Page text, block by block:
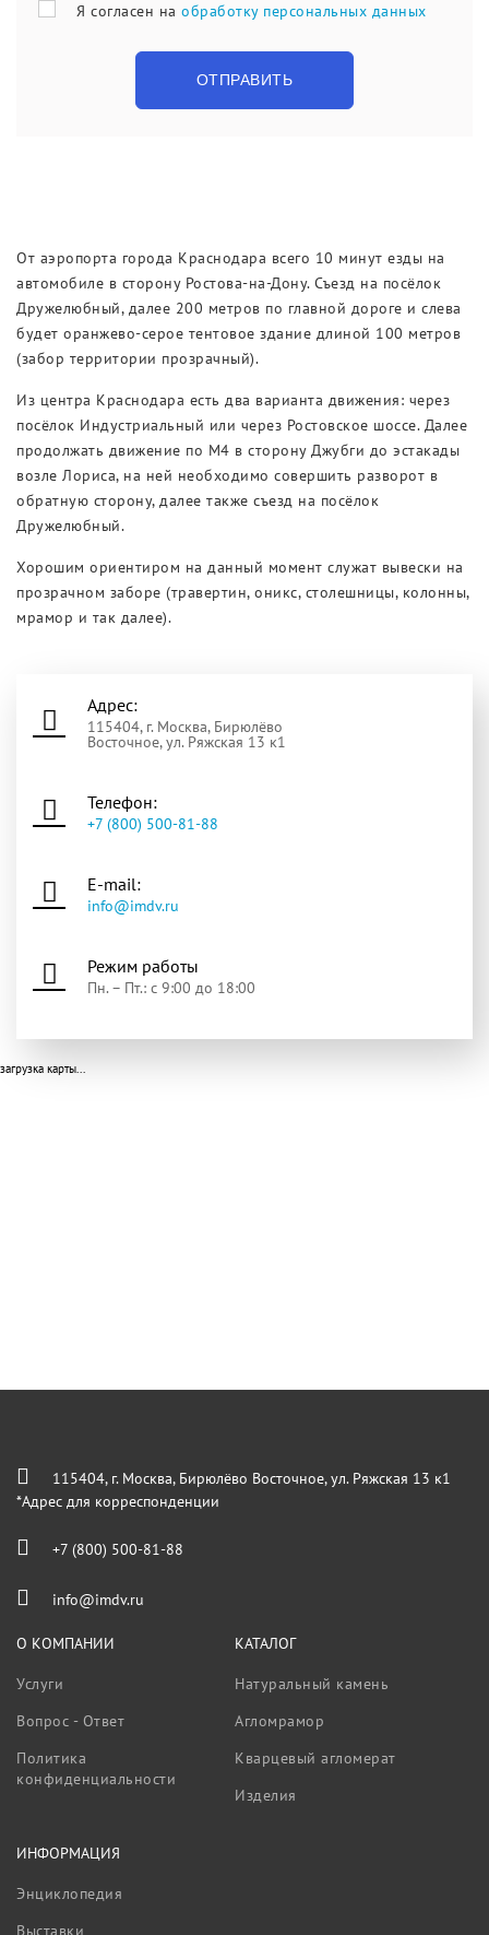
Я согласен на обработку персональных данных
ОТПРАВИТЬ
От аэропорта города Краснодара всего 10 минут езды на
автомобиле в сторону Ростова-на-Дону. Съезд на посёлок
Дружелюбный, далее 200 метров по главной дороге и слева
будет оранжево-серое тентовое здание длиной 100 метров
(забор территории прозрачный).
Из центра Краснодара есть два варианта движения: через
посёлок Индустриальный или через Ростовское шоссе. Далее
продолжать движение по М4 в сторону Джубги до эстакады
возле Лориса, на ней необходимо совершить разворот в
обратную сторону, далее также съезд на посёлок
Дружелюбный.
Хорошим ориентиром на данный момент служат вывески на
прозрачном заборе (травертин, оникс, столешницы, колонны,
мрамор и так далее).
Адрес:
115404, г. Москва, Бирюлёво
Восточное, ул. Ряжская 13 к1
Телефон:
+7 (800) 500-81-88
E-mail:
info@imdv.ru
Режим работы
Пн. – Пт.: с 9:00 до 18:00
загрузка карты...
115404, г. Москва, Бирюлёво Восточное, ул. Ряжская 13 к1
*Адрес для корреспонденции
+7 (800) 500-81-88
info@imdv.ru
О КОМПАНИИ
Услуги
Вопрос - Ответ
Политика
конфиденциальности
КАТАЛОГ
Натуральный камень
Агломрамор
Кварцевый агломерат
Изделия
ИНФОРМАЦИЯ
Энциклопедия
Выставки